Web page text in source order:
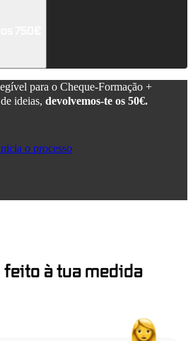
para o Cheque-Formação +
ideias, devolvemos-te os 50€.
o processo
feito à tua medida